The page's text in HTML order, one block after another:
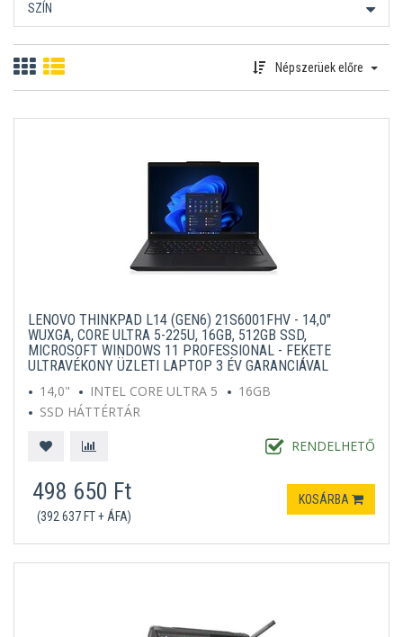
SZÍN
Népszerüek előre
LENOVO THINKPAD L14 (GEN6) 21S6001FHV - 14,0"
WUXGA, CORE ULTRA 5-225U, 16GB, 512GB SSD,
MICROSOFT WINDOWS 11 PROFESSIONAL - FEKETE
ULTRAVÉKONY ÜZLETI LAPTOP 3 ÉV GARANCIÁVAL
14,0"
INTEL CORE ULTRA 5
16GB
SSD HÁTTÉRTÁR
RENDELHETŐ
498 650 Ft
(392 637 FT + ÁFA)
KOSÁRBA